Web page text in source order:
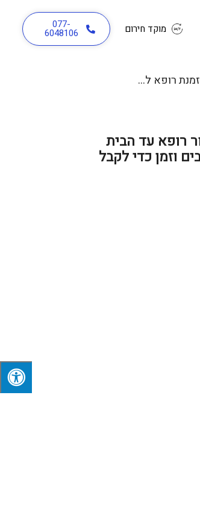
מוקד חירום 077-
6048106
הזמנת רופא למוסדות ולגופים
רופא עד הבית
וזמן כדי לקבל